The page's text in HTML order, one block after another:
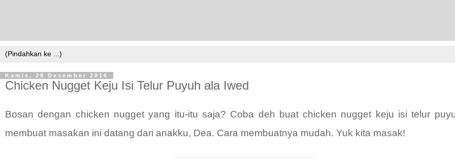
Kamis, 29 Desember 2016
Chicken Nugget Keju Isi Telur Puyuh ala Iwed
Bosan dengan chicken nugget yang itu-itu saja? Coba deh buat chicken nugget keju isi telur
membuat masakan ini datang dari anakku, Dea. Cara membuatnya mudah. Yuk kita masak!